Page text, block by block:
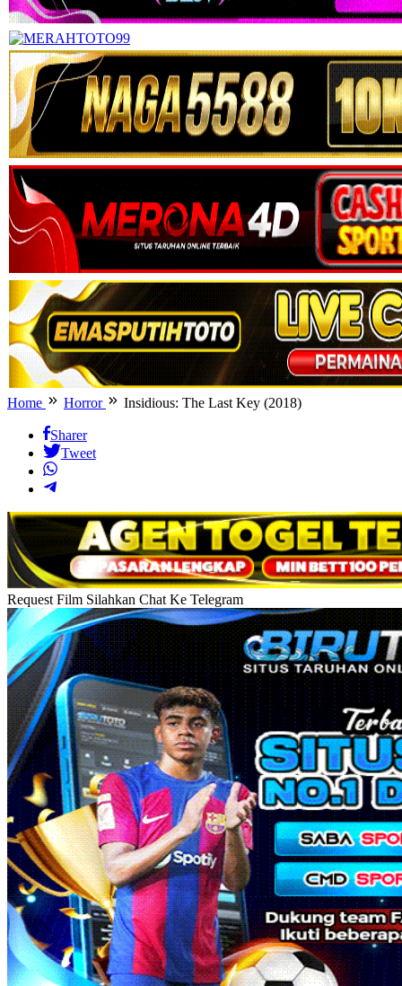
Home Horror Insidious: The Last Key (2018)
Sharer
Tweet
Request Film Silahkan Chat Ke Telegram